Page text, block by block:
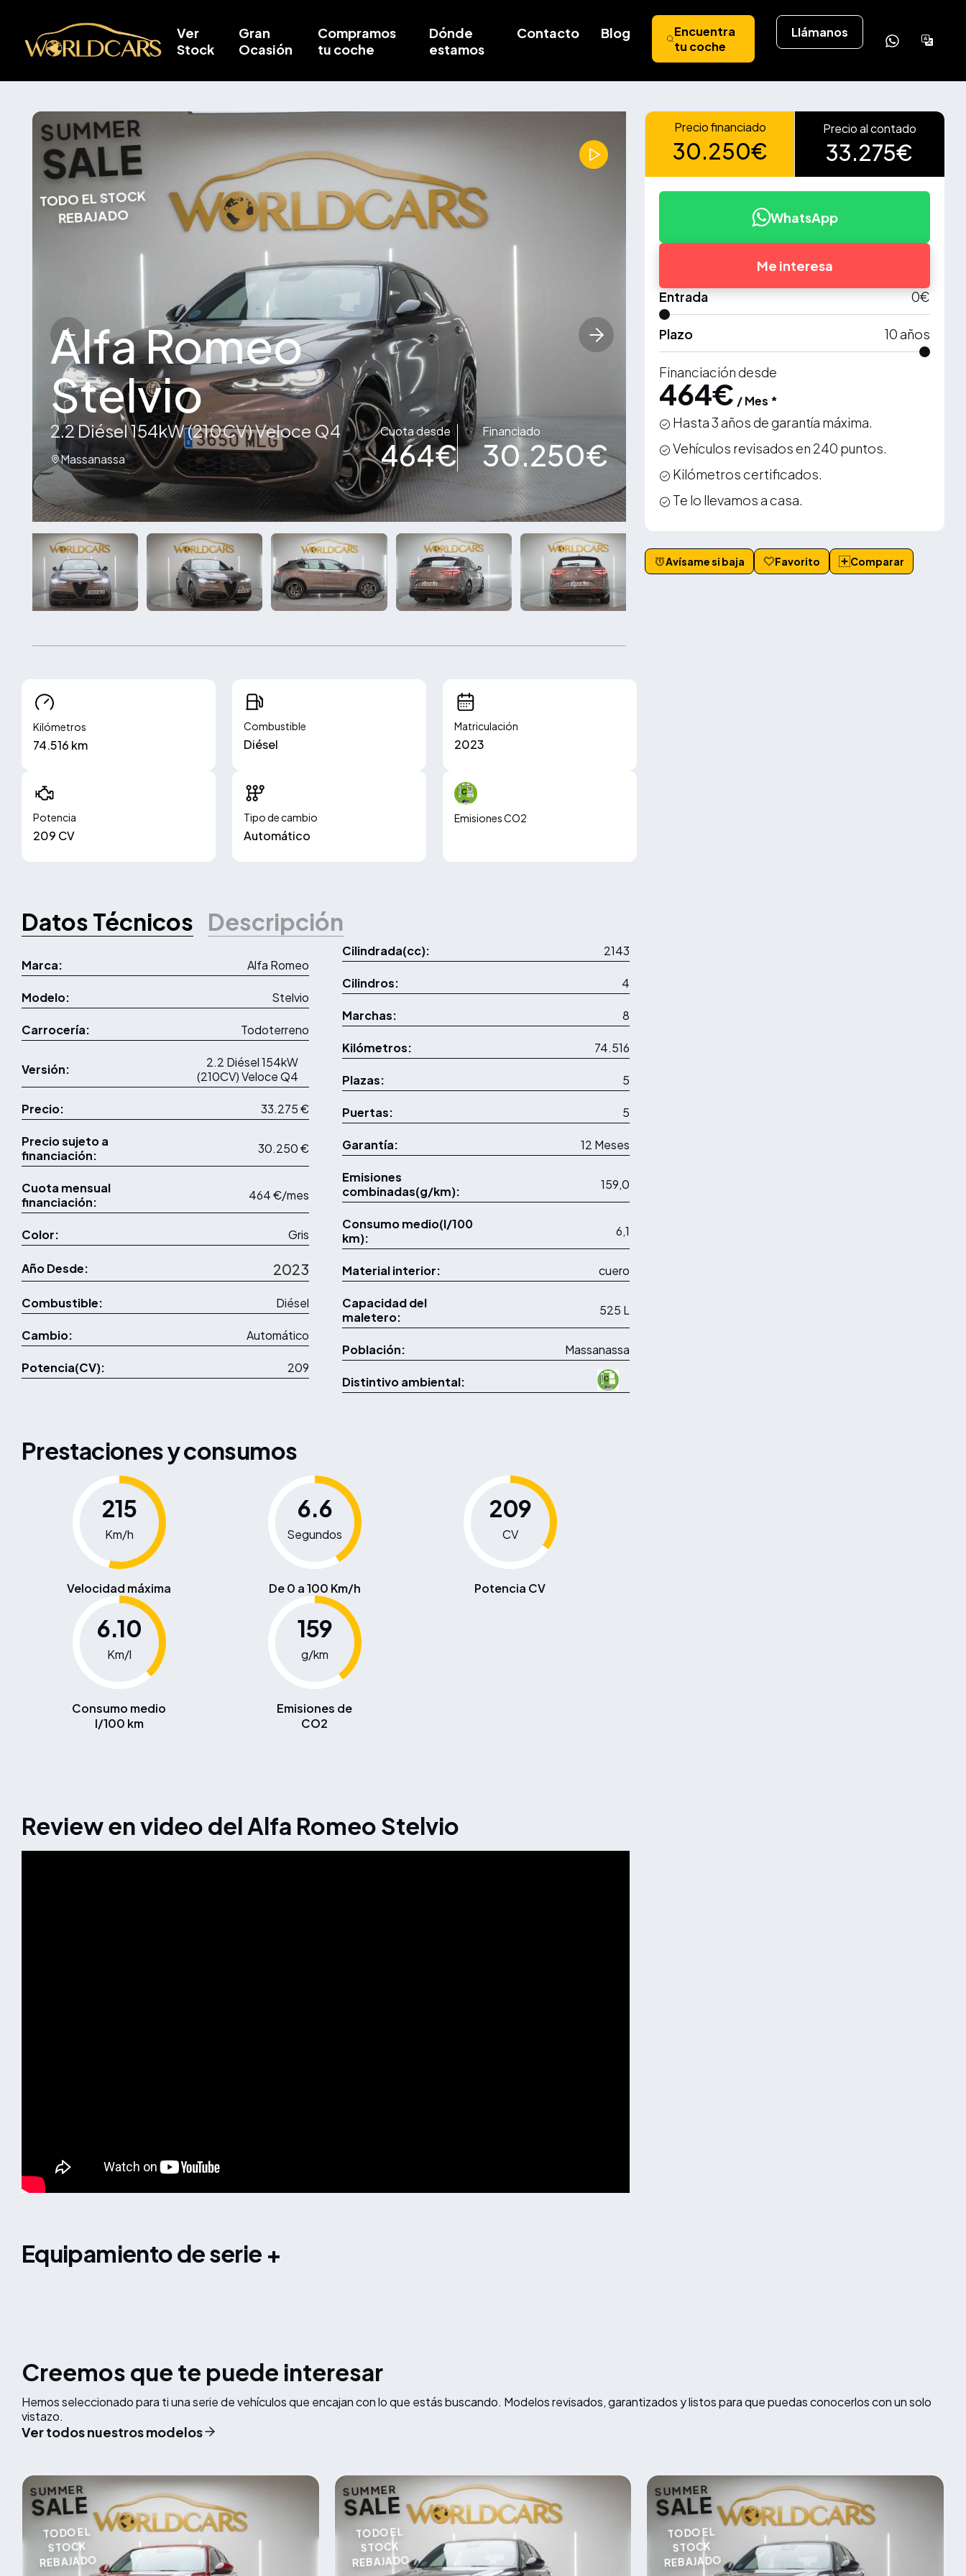
Ver
Stock
Gran
Ocasión
Compramos
tu coche
Dónde
estamos
Contacto Blog
Encuentra
tu coche
Llámanos
SUMMER
SALE
TODO EL STOCK
REBAJADO
Alfa Romeo
Stelvio
2.2 Diésel 154kW (210CV) Veloce Q4
Massanassa
Cuota desde
464€
Financiado
30.250€
VER MÁS +
Kilómetros
74.516 km
Combustible
Diésel
Matriculación
2023
Potencia
209 CV
Tipo de cambio
Automático
Emisiones CO2
Precio financiado
30.250€
Precio al contado
33.275€
WhatsApp
Me interesa
Entrada
0€
Plazo 10años
Financiación desde
464€ / Mes *
Hasta 3 años de garantía máxima.
Vehículos revisados en 240 puntos.
Kilómetros certificados.
Te lo llevamos a casa.
Avísame si baja Favorito Comparar
Datos Técnicos Descripción
Marca: Alfa Romeo
Modelo: Stelvio
Carrocería: Todoterreno
Versión:
2.2 Diésel 154kW
(210CV) Veloce Q4
Precio: 33.275 €
Precio sujeto a
financiación:
30.250 €
Cuota mensual
financiación:
464 €/mes
Color: Gris
Año Desde: 2023
Combustible: Diésel
Cambio: Automático
Potencia(CV): 209
Cilindrada(cc): 2143
Cilindros: 4
Marchas: 8
Kilómetros: 74.516
Plazas: 5
Puertas: 5
Garantía: 12 Meses
Emisiones
combinadas(g/km):
159,0
Consumo medio(l/100
km):
6,1
Material interior: cuero
Capacidad del
maletero:
525 L
Población: Massanassa
Distintivo ambiental:
Prestaciones y consumos
215
Km/h
Velocidad máxima
6.6
Segundos
De 0 a 100 Km/h
209
CV
Potencia CV
6.10
Km/l
Consumo medio
l/100 km
159
g/km
Emisiones de
CO2
Review en video del Alfa Romeo Stelvio
equipamiento de serie +
Creemos que te puede interesar
Hemos seleccionado para ti una serie de vehículos que encajan con lo que estás buscando. Modelos revisados, garantizados y listos para que puedas conocerlos con un solo
vistazo.
Ver todos nuestros modelos
SUMMER
SALE
TODO EL
STOCK
REBAJADO
SUMMER
SALE
TODO EL
STOCK
REBAJADO
SUMMER
SALE
TODO EL
STOCK
REBAJADO